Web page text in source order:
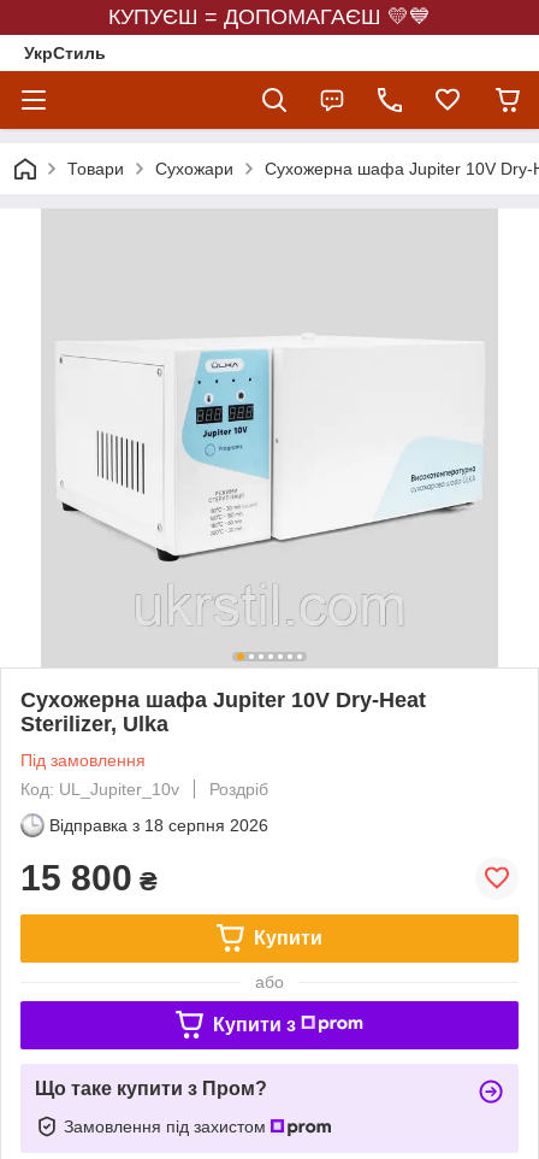
КУПУЄШ = ДОПОМАГАЄШ 💛💙
УкрСтиль
Товари Сухожари Сухожерна шафа Jupiter 10V Dry-
Сухожерна шафа Jupiter 10V Dry-Heat
Sterilizer, Ulka
Під замовлення
Код: UL_Jupiter_10v
Роздріб
Відправка з 18 серпня 2026
15 800 ₴
Купити
або
Купити з
Що таке купити з Пром?
Замовлення під захистом